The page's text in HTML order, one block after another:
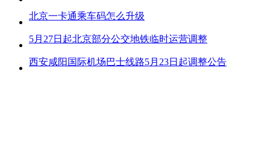
北京一卡通乘车码怎么升级
5月27日起北京部分公交地铁临时运营调整
西安咸阳国际机场巴士线路5月23日起调整公告